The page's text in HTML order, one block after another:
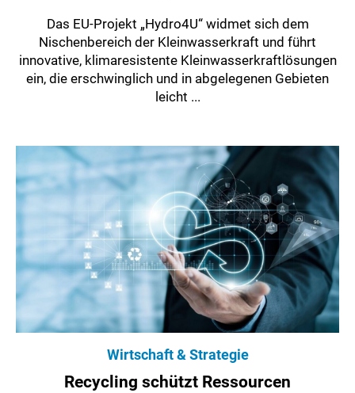
Das EU-Projekt „Hydro4U“ widmet sich dem
Nischenbereich der Kleinwasserkraft und führt
innovative, klimaresistente Kleinwasserkraftlösungen
ein, die erschwinglich und in abgelegenen Gebieten
leicht ...
Wirtschaft & Strategie
Recycling schützt Ressourcen